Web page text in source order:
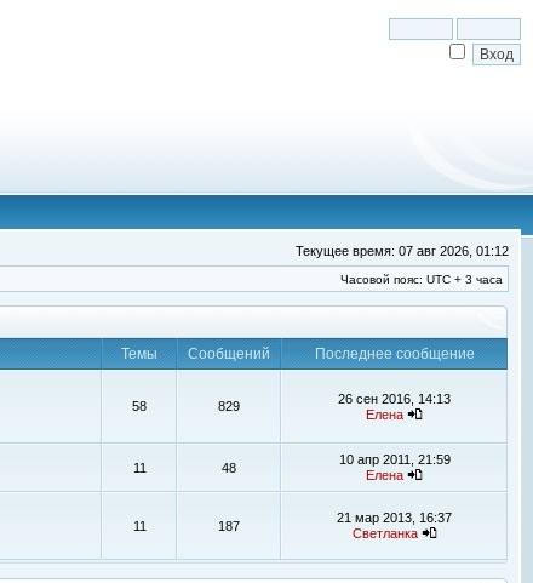
Текущее время: 07 авг 2026, 01:12
Часовой пояс: UTC + 3 часа
Темы Сообщений
Последнее сообщение
58 829
26 сен 2016, 14:13
Елена
11 48
10 апр 2011, 21:59
Елена
11 187
21 мар 2013, 16:37
Светланка